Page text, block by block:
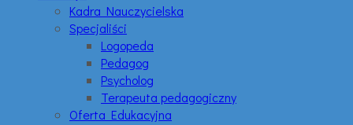
Kadra Nauczycielska
Specjaliści
Logopeda
Pedagog
Psycholog
Terapeuta pedagogiczny
Oferta Edukacyjna